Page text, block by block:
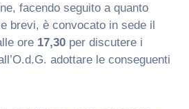
facendo seguito a quanto
brevi, è convocato in sede il
ore 17,30per discutere i
adottare le conseguenti